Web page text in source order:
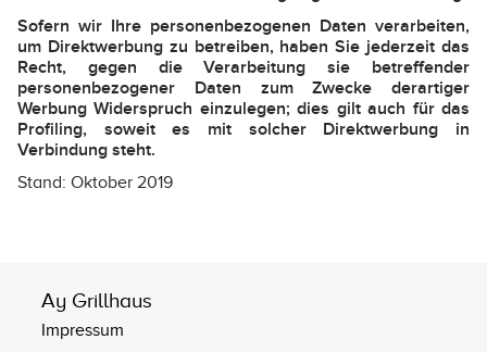
Sofern wir Ihre personenbezogenen Daten verarbeiten,
um Direktwerbung zu betreiben, haben Sie jederzeit das
Recht, gegen die Verarbeitung sie betreffender
personenbezogener Daten zum Zwecke derartiger
Werbung Widerspruch einzulegen; dies gilt auch für das
Profiling, soweit es mit solcher Direktwerbung in
Verbindung steht.
Stand: Oktober 2019
Ay Grillhaus
Impressum